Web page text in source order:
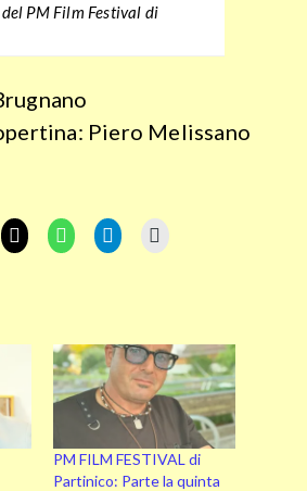
PM Film Festival di
Piero Melissano
PM FILM FESTIVAL di
Partinico: Parte la quinta